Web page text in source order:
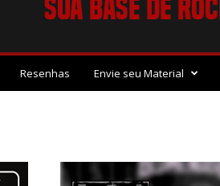
Resenhas Envie seu Material